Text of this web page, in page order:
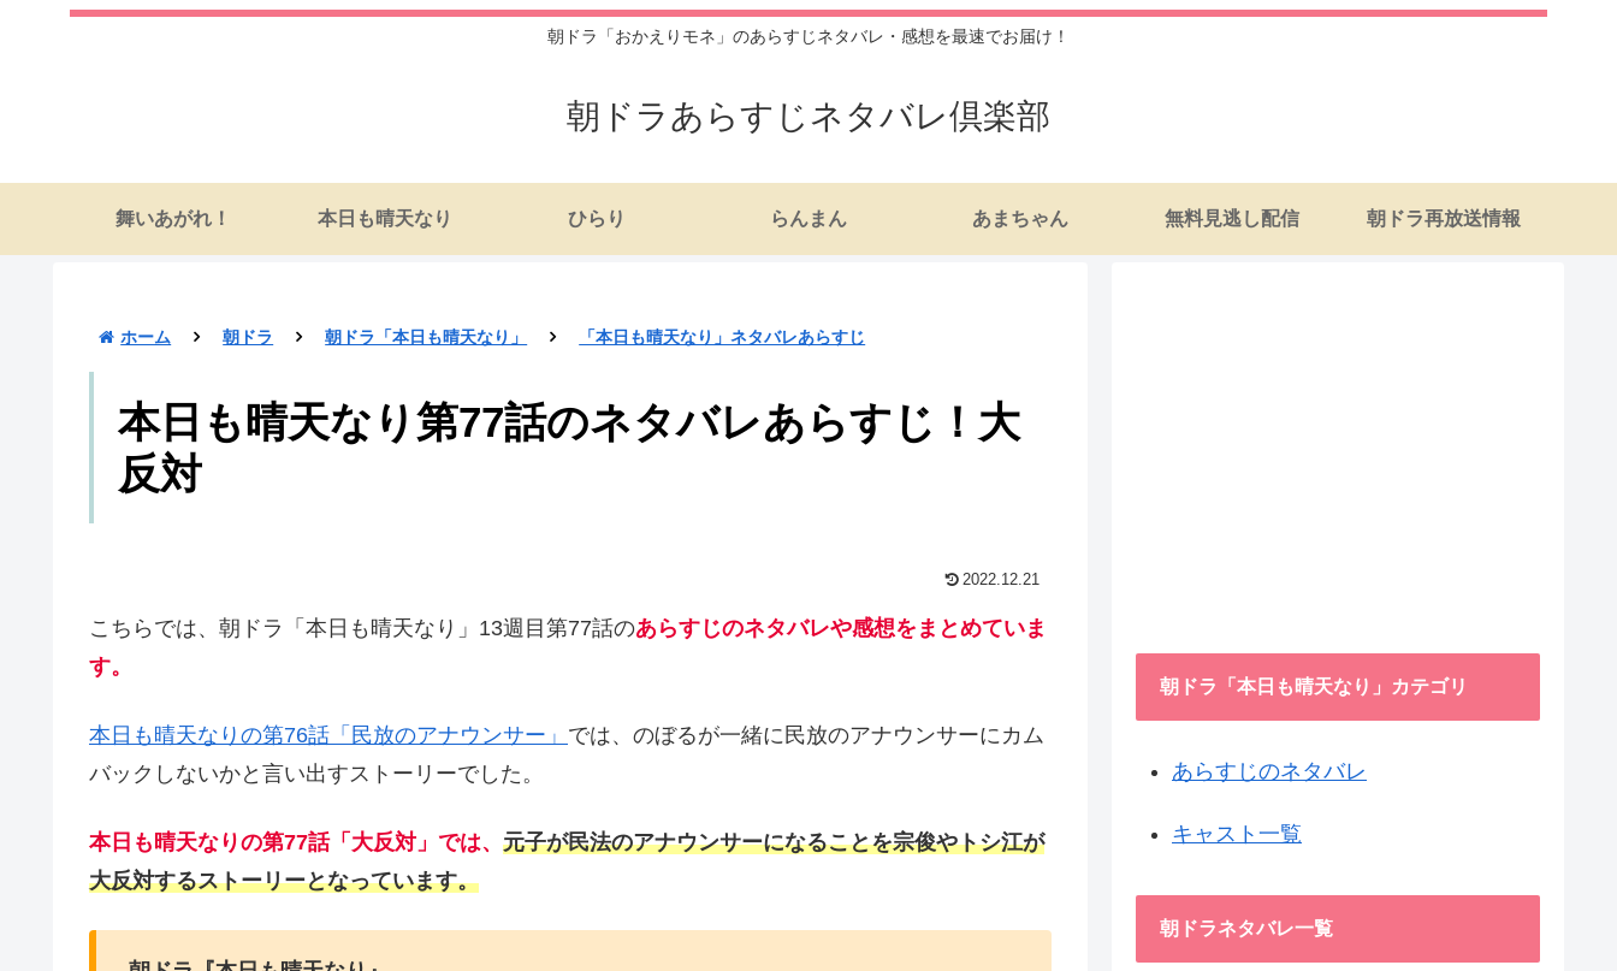
朝ドラ「おかえりモネ」のあらすじネタバレ・感想を最速でお届け！
朝ドラあらすじネタバレ倶楽部
舞いあがれ！ 本日も晴天なり ひらり らんまん あまちゃん 無料見逃し配信 朝ドラ再放送情報
ホーム 朝ドラ 朝ドラ「本日も晴天なり」 「本日も晴天なり」ネタバレあらすじ
本日も晴天なり第77話のネタバレあらすじ！大
反対
2022.12.21
こちらでは、朝ドラ「本日も晴天なり」13週目第77話のあらすじのネタバレや感想をまとめていま
す。
本日も晴天なりの第76話「民放のアナウンサー」 では、のぼるが一緒に民放のアナウンサーにカム
バックしないかと言い出すストーリーでした。
本日も晴天なりの第77話「大反対」では、 元子が民法のアナウンサーになることを宗俊やトシ江が
大反対するストーリーとなっています。
朝ドラ「本日も晴天なり」カテゴリ
あらすじのネタバレ
キャスト一覧
朝ドラネタバレ一覧